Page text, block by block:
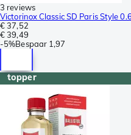
3 reviews
Victorinox Classic SD Paris Style
€ 37,52
€ 39,49
-5%Bespaar 1,97
topper